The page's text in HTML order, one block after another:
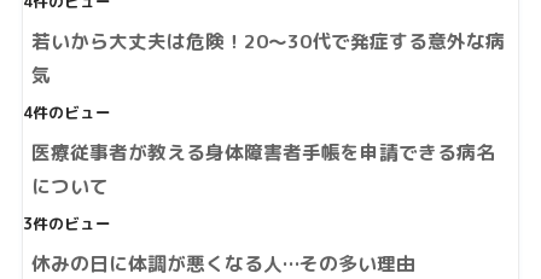
若いから大丈夫は危険！20～30代で発症する意外な病
気
4件のビュー
医療従事者が教える身体障害者手帳を申請できる病名
について
3件のビュー
休みの日に体調が悪くなる人…その多い理由